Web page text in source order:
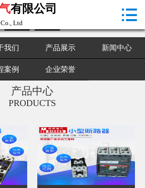
关于我们
产品展示
企业荣誉
有限公司
Ltd 
我们 产品展示 新闻中心
案例 企业荣誉
产品中心
PRODUCTS